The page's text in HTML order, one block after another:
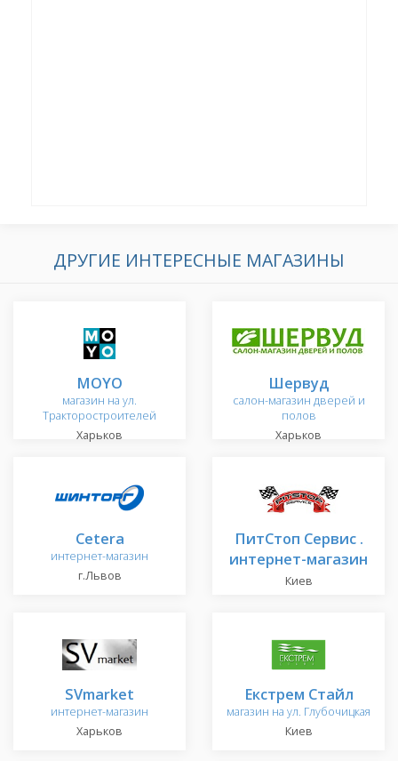
ДРУГИЕ ИНТЕРЕСНЫЕ МАГАЗИНЫ
MOYO
магазин на ул.
Тракторостроителей
Харьков
Шервуд
салон-магазин дверей и
полов
Харьков
Cetera
интернет-магазин
г.Львов
ПитСтоп Сервис .
интернет-магазин
Киев
SVmarket
интернет-магазин
Харьков
Екстрем Стайл
магазин на ул. Глубочицкая
Киев